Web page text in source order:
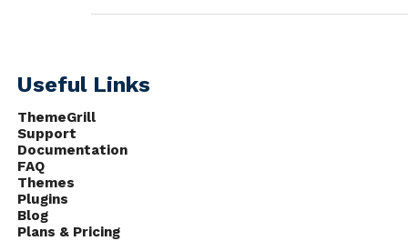
Useful Links
ThemeGrill
Support
Documentation
FAQ
Themes
Plugins
Blog
Plans & Pricing